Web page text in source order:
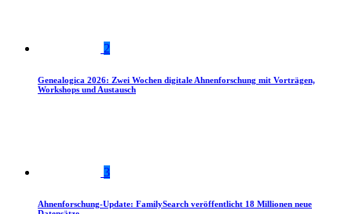
2
Genealogica 2026: Zwei Wochen digitale Ahnenforschung mit Vorträgen,
Workshops und Austausch
3
Ahnenforschung-Update: FamilySearch veröffentlicht 18 Millionen neue